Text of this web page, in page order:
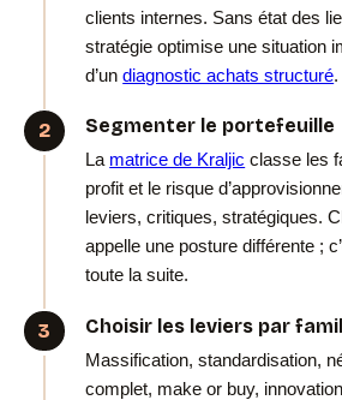
clients internes. Sans état des
stratégie optimise une situation
d’undiagnostic achats structuré.
Segmenter le portefeuille
La matrice de Kraljic classe les
profit et le risque
leviers, critiques, stratégiques.
appelle une posture différente ;
toute la suite.
Choisir les leviers par
Massification, standardisation,
complet, make or buy,